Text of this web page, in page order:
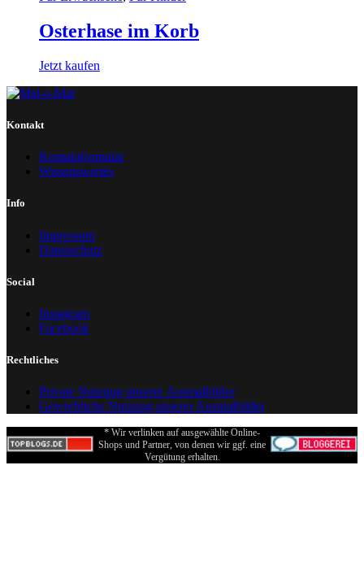
Osterhase im Korb
Jetzt kaufen
Kontakt
Kontaktformular
Wissenswertes
Info
Impressum
Datenschutz
Social
Instagram
Facebook
Rechtliches
Private Nutzung unserer Ausmalbilder
Gewerbliche Nutzung unserer Ausmalbilder
* Wir verlinken auf ausgewählte Online-
Shops und Partner, von denen wir ggf. eine
Vergütung erhalten.